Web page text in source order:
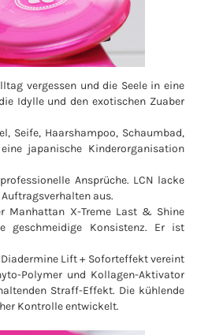
vergessen und die Seele in eine
Idylle und den exotischen Zuaber
Seife, Haarshampoo, Schaumbad,
japanische Kinderorganisation
Ansprüche. LCN lacke
aus.
Manhattan X-Treme Last & Shine
geschmeidige Konsistenz. Er ist
Diadermine Lift + Soforteffekt vereint
Polymer und Kollagen-Aktivator
Straff-Effekt. Die kühlende
Kontrolle entwickelt.